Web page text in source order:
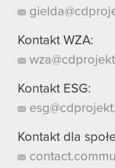
Kontakt WZA:
Kontakt ESG:
Kontakt dla